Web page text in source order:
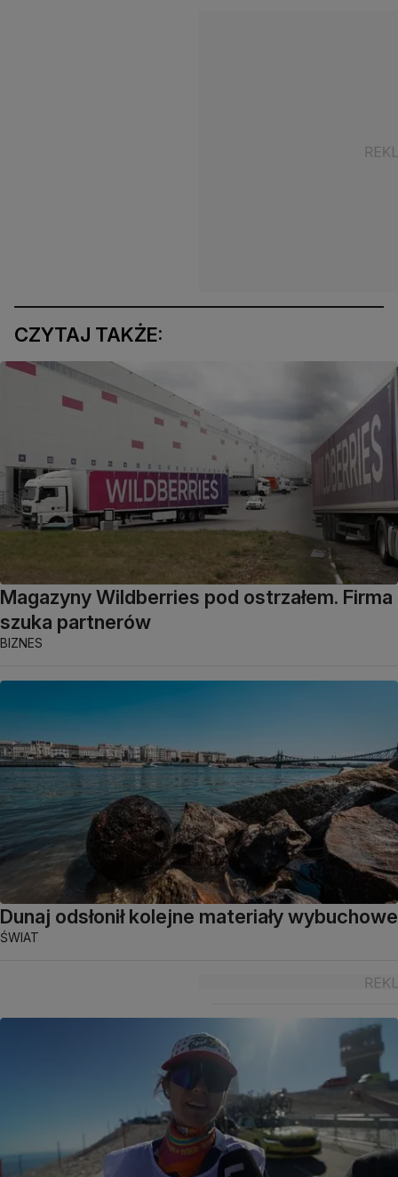
CZYTAJ TAKŻE:
Magazyny Wildberries pod ostrzałem. Firma
szuka partnerów
BIZNES
Dunaj odsłonił kolejne materiały wybuchowe
ŚWIAT